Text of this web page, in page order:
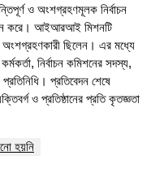
ও অংশগ্রহণমূলক নির্বাচন
করে। আইআরআই মিশনটি
অংশগ্রহণকারী ছিলেন। এর মধ্যে
নির্বাচন কমিশনের সদস্য,
প্রতিবেদন শেষে
ও প্রতিষ্ঠানের প্রতি কৃতজ্ঞতা
হয়নি